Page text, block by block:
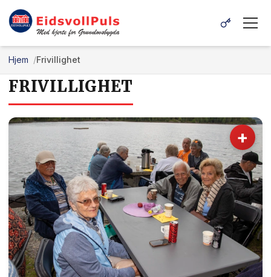
Hjem Frivillighet
FRIVILLIGHET
+